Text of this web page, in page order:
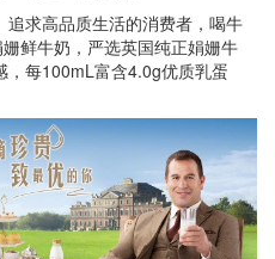
求高品质生活的消费者，喝牛
鲜牛奶，严选英国纯正娟姗牛
每100mL富含4.0g优质乳蛋